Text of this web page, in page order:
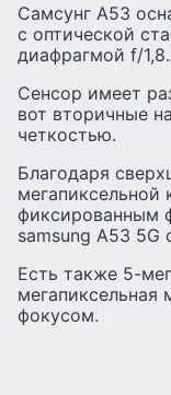
Самсунг А53
с оптической
диафрагмой f/1,8.
Сенсор имеет
вот вторичные
четкостью.
Благодаря
мегапиксельной
фиксированным
samsung A53
Есть также 5-
фокусом.